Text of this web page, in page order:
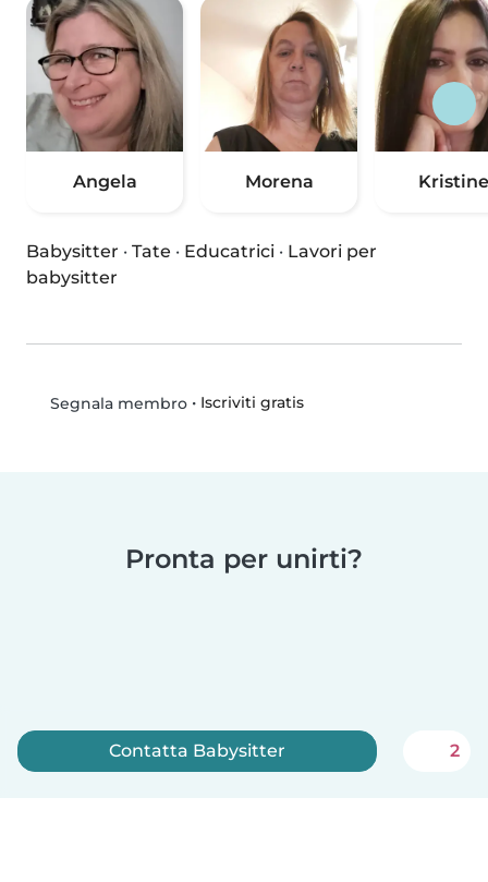
Angela Morena Kristine
Babysitter · Tate · Educatrici · Lavori per
babysitter
Segnala membro• Iscriviti gratis
Pronta per unirti?
Contatta Babysitter 2